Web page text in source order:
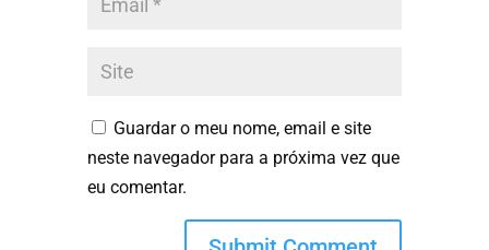
Guardar o meu nome, email e site
neste navegador para a próxima vez que
eu comentar.